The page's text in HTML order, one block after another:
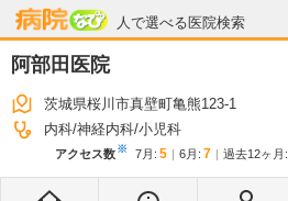
人で選べる医院検索
病院なび
阿部田医院
茨城県桜川市真壁町亀熊123-1
内科 神経内科 小児科
アクセス数※ 7月 : 5 6月 : 7 過去12ヶ月: